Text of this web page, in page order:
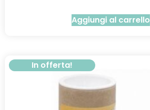
Aggiungi al carrello
In offerta!